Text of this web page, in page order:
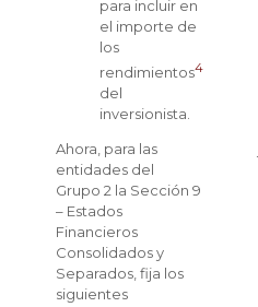
para incluir en
el importe de
los
rendimientos4
del
inversionista.
Ahora, para las
entidades del
Grupo 2 la Sección 9
– Estados
Financieros
Consolidados y
Separados, fija los
siguientes